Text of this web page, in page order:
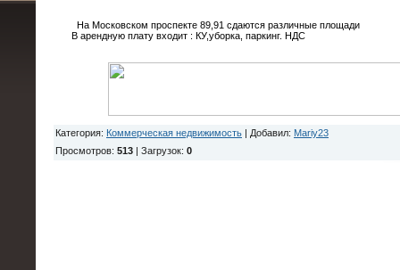
На Московском проспекте 89,91 сдаются различные площади
В арендную плату входит : КУ,уборка, паркинг. НДС
Категория: Коммерческая недвижимость Добавил: Mariy23
Просмотров: 513 Загрузок: 0